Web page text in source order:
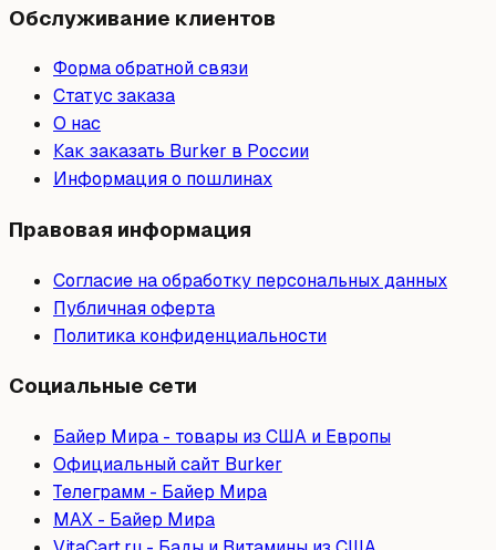
Обслуживание клиентов
Форма обратной связи
Статус заказа
О нас
Как заказать Burker в России
Информация о пошлинах
Правовая информация
Согласие на обработку персональных данных
Публичная оферта
Политика конфиденциальности
Социальные сети
Байер Мира - товары из США и Европы
Официальный сайт Burker
Телеграмм - Байер Мира
МAX - Байер Мира